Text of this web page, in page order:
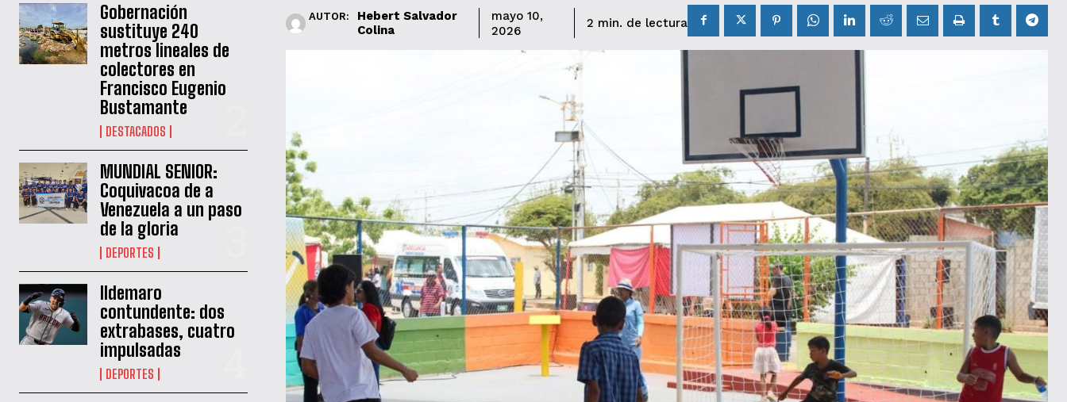
Gobernación
sustituye 240
metros lineales de
colectores en
Francisco Eugenio
Bustamante
DESTACADOS
MUNDIAL SENIOR:
Coquivacoa de a
Venezuela a un paso
de la gloria
DEPORTES
Ildemaro
contundente: dos
extrabases, cuatro
impulsadas
DEPORTES
AUTOR:
Hebert Salvador
Colina
mayo 10,
2026
2 min. de lectura